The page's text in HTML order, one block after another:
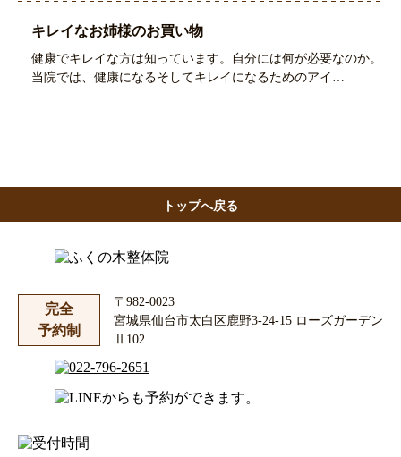
キレイなお姉様のお買い物
健康でキレイな方は知っています。自分には何が必要なのか。
当院では、健康になるそしてキレイになるためのアイ…
トップへ戻る
完全
予約制
〒982-0023
宮城県仙台市太白区鹿野3-24-15 ローズガーデン
Ⅱ102